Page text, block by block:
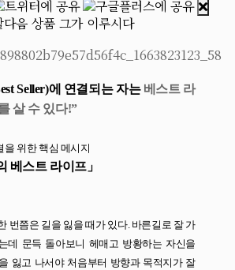
다음 상품 그가 이루시다
Seller)에 연결되는 자는 베스트 라
살 수 있다!”
을 위한 핵심 메시지
베스트 라이프 」
번쯤은 길을 잃을 때가 있다. 바른길로 잘 가
데 문득 돌아보니 헤매고 방황하는 자신을
잃고 나서야 처음부터 방향과 목적지가 잘